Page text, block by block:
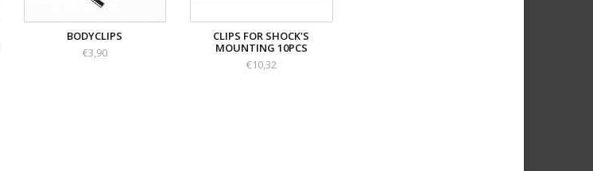
BODYCLIPS
€3,90
CLIPS FOR SHOCK'S
MOUNTING 10PCS
€10,32